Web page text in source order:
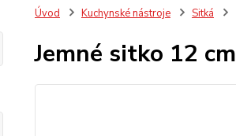
Úvod Kuchynské nástroje Sitká
Jemné sitko 12 cm